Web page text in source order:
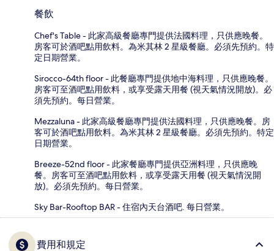
餐飲
Chef's Table - 此家高級餐廳專門提供法國料理，只供應晚餐。
房客可於酒吧點用飲料。為米其林 2 星級餐廳。必須先預約。特
定日期營業。
Sirocco-64th floor - 此餐廳專門提供地中海料理，只供應晚餐。
房客可至酒吧點用飲料，或享受露天用餐 (視天氣情況開放)。必
須先預約。每日營業。
Mezzaluna - 此家高級餐廳專門提供法國料理，只供應晚餐。房
客可於酒吧點用飲料。為米其林 2 星級餐廳。必須先預約。特定
日期營業。
Breeze-52nd floor - 此家餐廳專門提供亞洲料理，只供應晚
餐。房客可至酒吧點用飲料，或享受露天用餐 (視天氣情況開
放)。必須先預約。每日營業。
Sky Bar-Rooftop BAR - 住宿內天台酒吧. 每日營業。
費用和規定